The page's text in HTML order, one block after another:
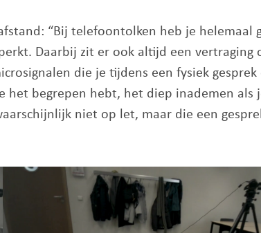
“Bij telefoontolken heb je helemaal
Daarbij zit er ook altijd een vertraging
die je tijdens een fysiek
het begrepen hebt, het diep inademen als
niet op let, maar die een